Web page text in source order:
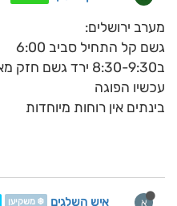
מערב ירושלים:
גשם קל התחיל סביב 6:00
ב8:30-9:30 ירד גשם חזק מאוד
עכשיו הפוגה
בינתים אין רוחות מיוחדות
א איש השלגים ❄️ משקיען